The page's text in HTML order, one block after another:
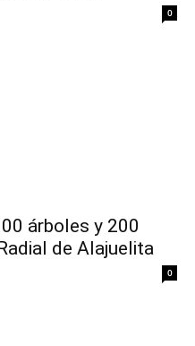
0
árboles y 200
de Alajuelita
0